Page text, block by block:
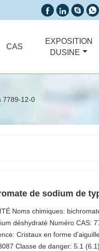
   
CAS
EXPOSITION
DUSINE
7789-12-0
de sodium de
Noms chimiques:
déshydraté Numéro CAS:
Cristaux en forme
Classe de danger: 5.1 (6.1)